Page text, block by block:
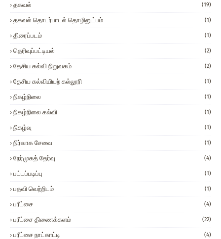
தகவல் (19)
தகவல் தொடர்பாடல் தொழினுட்பம் (1)
திரைப்படம் (1)
தெரிவுப்பட்டியல் (2)
தேசிய கல்வி நிறுவகம் (2)
தேசிய கல்வியியற் கல்லூரி (1)
நிகழ்நிலை (1)
நிகழ்நிலை கல்வி (1)
நிகழ்வு (1)
நிர்வாக சேவை (1)
நேர்முகத் தேர்வு (4)
பட்டப்படிப்பு (1)
பதவி வெற்றிடம் (1)
பரீட்சை (4)
பரீட்சை திணைக்களம் (22)
பரீட்சை நாட்காட்டி (4)